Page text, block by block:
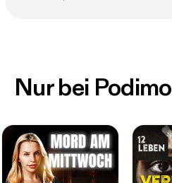
Nur bei Podimo